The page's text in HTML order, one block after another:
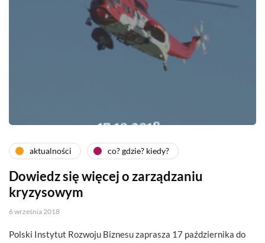
aktualności co? gdzie? kiedy?
Dowiedz się więcej o zarządzaniu
kryzysowym
6 września 2018
Polski Instytut Rozwoju Biznesu zaprasza 17 października do